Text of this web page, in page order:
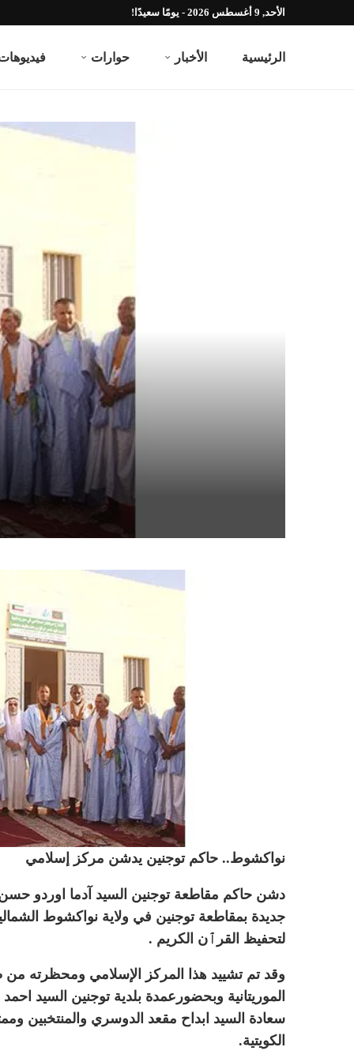
الأحد, 9 أغسطس 2026 - يومًا سعيدًا!
الرئيسية الأخبار حوارات
نواكشوط.. حاكم توجنين يدشن مركز إسلامي
جديدة بمقاطعة توجنين في ولاية نواكشوط
لتحفيظ القرٱن الكريم .
وقد تم تشييد هذا المركز الإسلامي ومحظرته من
الموريتانية وبحضورعمدة بلدية توجنين السيد
سعادة السيد ابداح مقعد الدوسري والمنتخبين
الكويتية.